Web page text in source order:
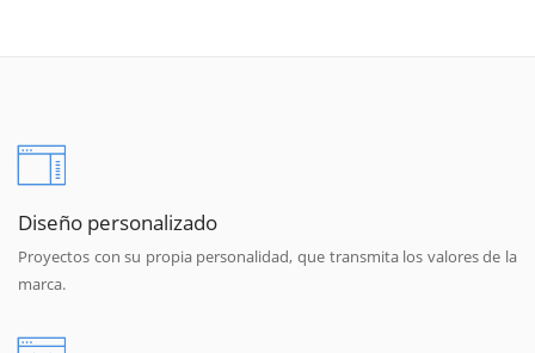
Diseño personalizado
Proyectos con su propia personalidad, que transmita los valores de la
marca.